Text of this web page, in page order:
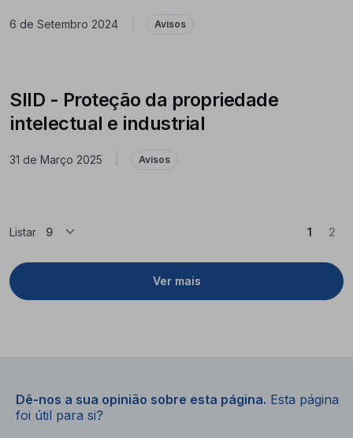
6 de Setembro 2024 Avisos
SIID - Proteção da propriedade
intelectual e industrial
31 de Março 2025 Avisos
Listar
Ver mais
1(Atual)
2
Dê-nos a sua opinião sobre esta página. Esta página
foi útil para si?